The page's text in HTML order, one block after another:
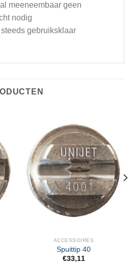
meeneembaar geen
nodig
gebruiksklaar
ACCESSOIRES
Spuittip 40
€33,11